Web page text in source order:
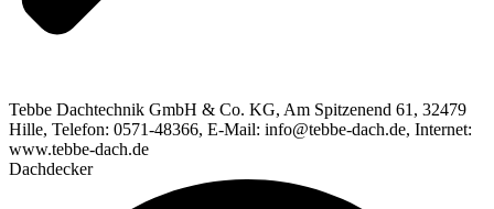
Tebbe Dachtechnik GmbH & Co. KG, Am Spitzenend 61, 32479
Hille, Telefon: 0571-48366, E-Mail: info@tebbe-dach.de, Internet:
www.tebbe-dach.de
Dachdecker